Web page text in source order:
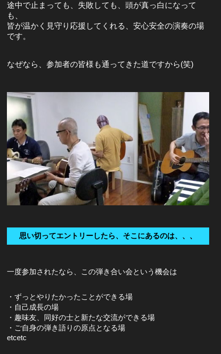
途中で止まっても、失敗しても、頭が真っ白になって
も、
皆が温かく見守り応援してくれる、安心安全の演奏の場
です。
なぜなら、参加者の皆様も通ってきた道ですから(笑)
思い切ってエントリーしたら、そこにあるのは、、、
一度参加されたなら、この弾き合い会という機会は
・ずっとやりたかったことができる場
・自己成長の場
・趣味友、同好の士と新たな交流ができる場
・ご自身の弾き語りの原点となる場
etcetc